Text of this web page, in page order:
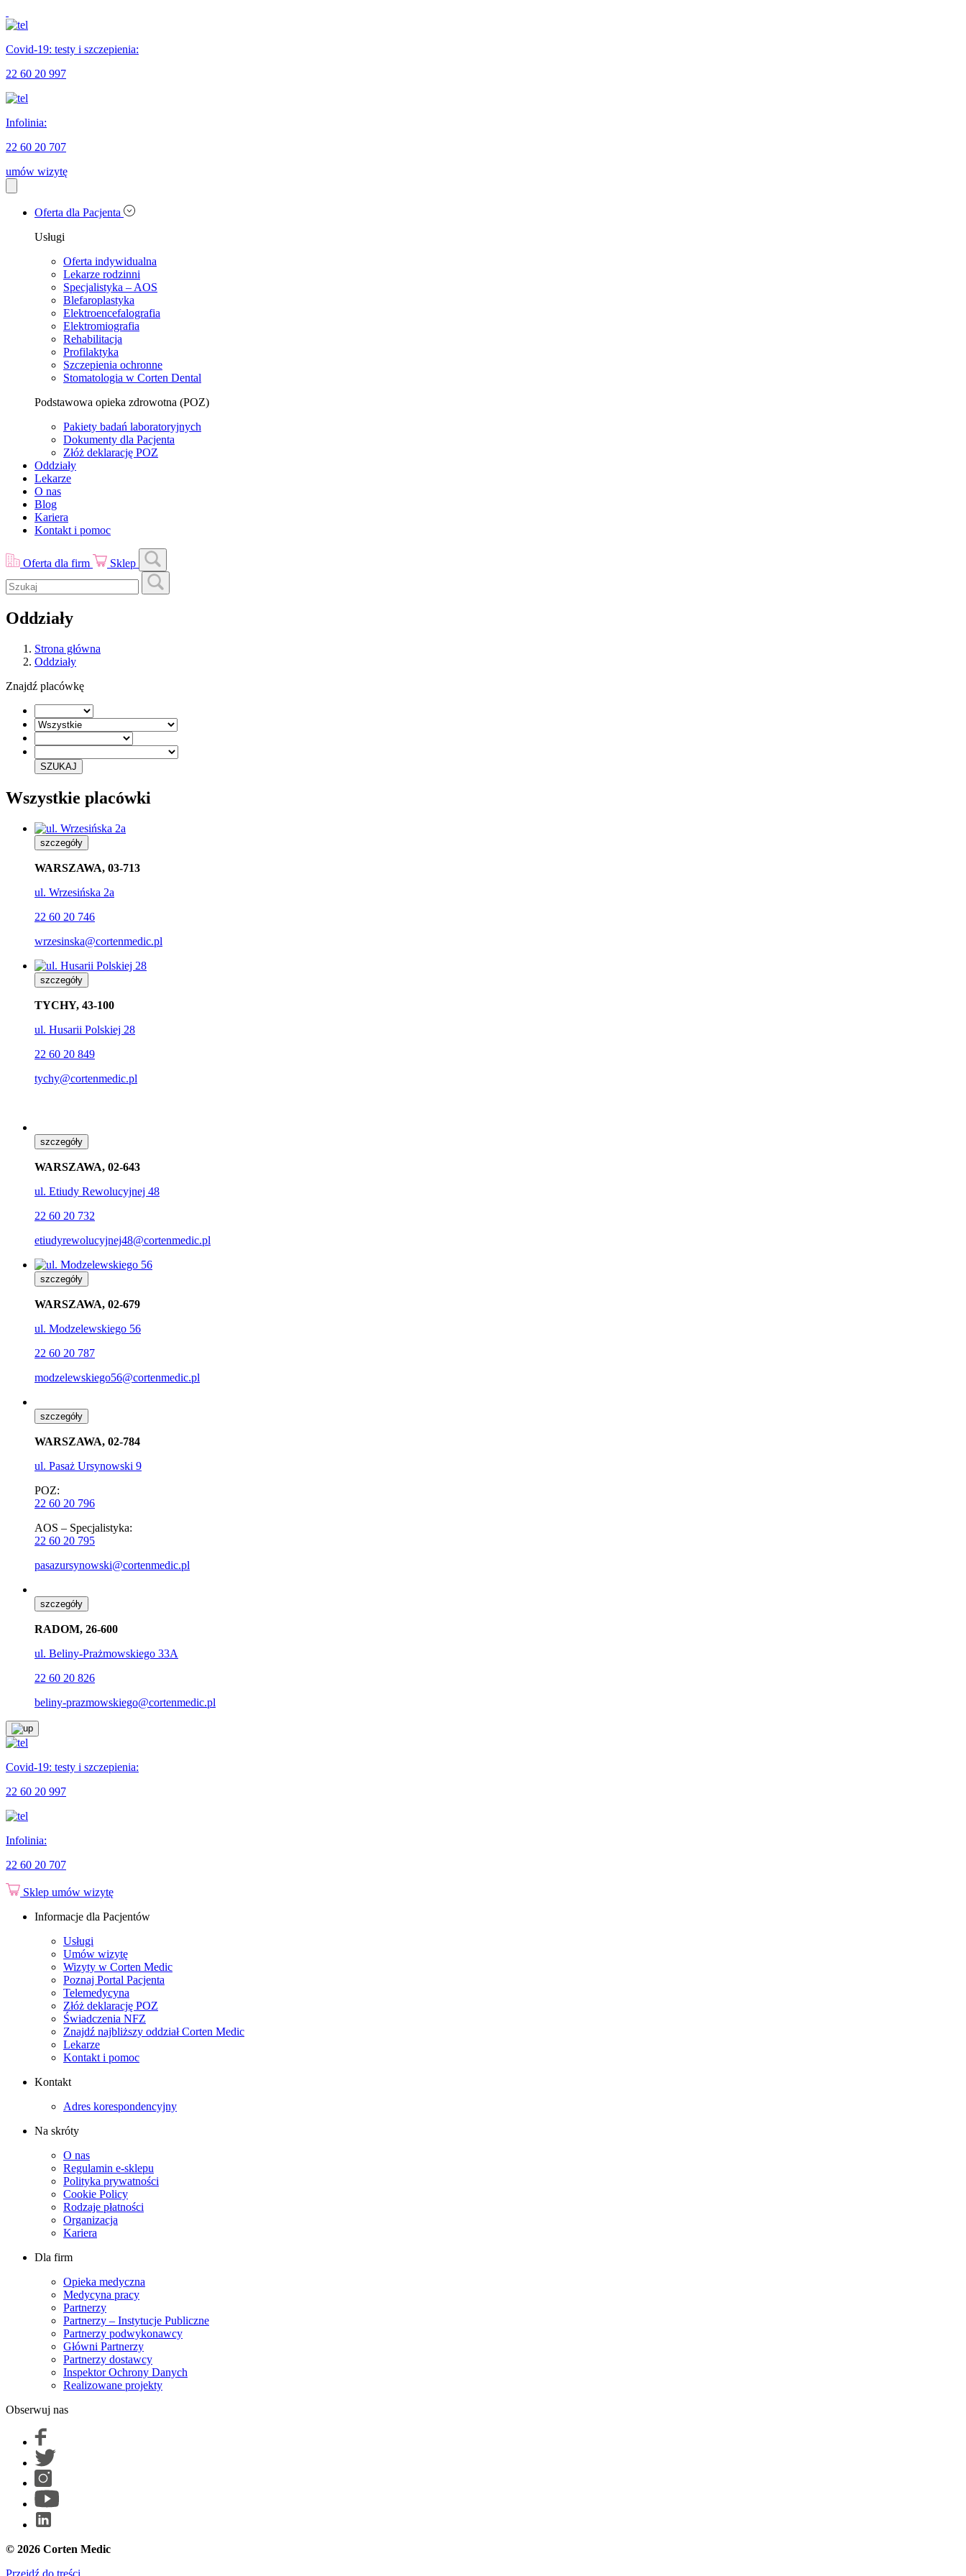
Covid-19: testy i szczepienia:
22 60 20 997
Infolinia:
22 60 20 707
umów wizytę
Oferta dla Pacjenta
Usługi
Oferta indywidualna
Lekarze rodzinni
Specjalistyka – AOS
Blefaroplastyka
Elektroencefalografia
Elektromiografia
Rehabilitacja
Profilaktyka
Szczepienia ochronne
Stomatologia w Corten Dental
Podstawowa opieka zdrowotna (POZ)
Pakiety badań laboratoryjnych
Dokumenty dla Pacjenta
Złóż deklarację POZ
Oddziały
Lekarze
O nas
Blog
Kariera
Kontakt i pomoc
Oferta dla firm Sklep
Oddziały
Strona główna
Oddziały
Znajdź placówkę
SZUKAJ
Wszystkie placówki
szczegóły
WARSZAWA, 03-713
ul. Wrzesińska 2a
22 60 20 746
wrzesinska@cortenmedic.pl
szczegóły
TYCHY, 43-100
ul. Husarii Polskiej 28
22 60 20 849
tychy@cortenmedic.pl
szczegóły
WARSZAWA, 02-643
ul. Etiudy Rewolucyjnej 48
22 60 20 732
etiudyrewolucyjnej48@cortenmedic.pl
szczegóły
WARSZAWA, 02-679
ul. Modzelewskiego 56
22 60 20 787
modzelewskiego56@cortenmedic.pl
szczegóły
WARSZAWA, 02-784
ul. Pasaż Ursynowski 9
POZ:
22 60 20 796
AOS – Specjalistyka:
22 60 20 795
pasazursynowski@cortenmedic.pl
szczegóły
RADOM, 26-600
ul. Beliny-Prażmowskiego 33A
22 60 20 826
beliny-prazmowskiego@cortenmedic.pl
Covid-19: testy i szczepienia:
22 60 20 997
Infolinia:
22 60 20 707
Sklep umów wizytę
Informacje dla Pacjentów
Usługi
Umów wizytę
Wizyty w Corten Medic
Poznaj Portal Pacjenta
Telemedycyna
Złóż deklarację POZ
Świadczenia NFZ
Znajdź najbliższy oddział Corten Medic
Lekarze
Kontakt i pomoc
Kontakt
Adres korespondencyjny
Na skróty
O nas
Regulamin e-sklepu
Polityka prywatności
Cookie Policy
Rodzaje płatności
Organizacja
Kariera
Dla firm
Opieka medyczna
Medycyna pracy
Partnerzy
Partnerzy – Instytucje Publiczne
Partnerzy podwykonawcy
Główni Partnerzy
Partnerzy dostawcy
Inspektor Ochrony Danych
Realizowane projekty
Obserwuj nas
© 2026 Corten Medic
Przejdź do treści